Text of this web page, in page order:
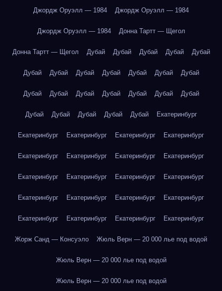
Джордж Оруэлл — 1984 Джордж Оруэлл — 1984
Джордж Оруэлл — 1984 Донна Тартт — Щегол
Донна Тартт — Щегол Дубай Дубай Дубай Дубай Дубай
Дубай Дубай Дубай Дубай Дубай Дубай Дубай
Дубай Дубай Дубай Дубай Дубай Дубай Дубай
Дубай Дубай Дубай Дубай Дубай Екатеринбург
Екатеринбург Екатеринбург Екатеринбург Екатеринбург
Екатеринбург Екатеринбург Екатеринбург Екатеринбург
Екатеринбург Екатеринбург Екатеринбург Екатеринбург
Екатеринбург Екатеринбург Екатеринбург Екатеринбург
Екатеринбург Екатеринбург Екатеринбург Екатеринбург
Жорж Санд — Консуэло Жюль Верн — 20 000 лье под водой
Жюль Верн — 20 000 лье под водой
Жюль Верн — 20 000 лье под водой